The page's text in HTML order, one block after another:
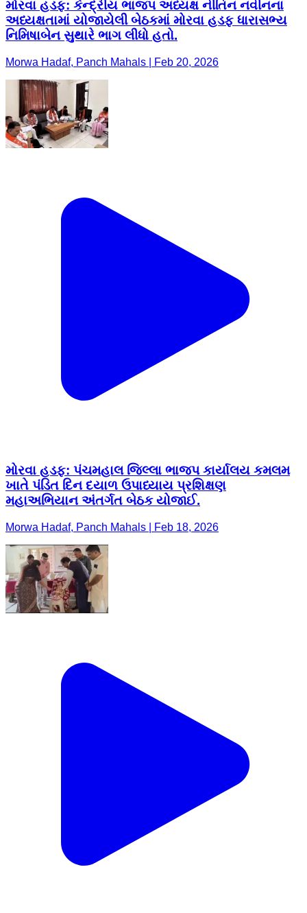
મોરવા હડફ: કેન્દ્રીય ભાજપ અધ્યક્ષ નીતિન નવીનના
અધ્યક્ષતામાં યોજાયેલી બેઠકમાં મોરવા હડફ ધારાસભ્ય
નિમિષાબેન સુથારે ભાગ લીધો હતો.
Morwa Hadaf, Panch Mahals | Feb 20, 2026
મોરવા હડફ: પંચમહાલ જિલ્લા ભાજપ કાર્યાલય કમલમ
ખાતે પંડિત દિન દયાળ ઉપાધ્યાય પ્રશિક્ષણ
મહાઅભિયાન અંતર્ગત બેઠક યોજાઈ.
Morwa Hadaf, Panch Mahals | Feb 18, 2026